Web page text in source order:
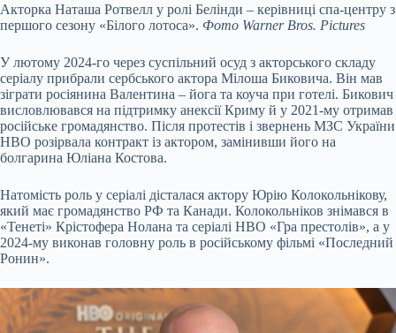
Акторка Наташа Ротвелл у ролі Белінди – керівниці спа-центру з
першого сезону «Білого лотоса». Фото Warner Bros. Pictures
У лютому 2024-го через суспільний осуд з акторського складу
серіалу прибрали сербського актора Мілоша Биковича. Він мав
зіграти росіянина Валентина – йога та коуча при готелі. Бикович
висловлювався на підтримку анексії Криму й у 2021-му отримав
російське громадянство. Після протестів і звернень МЗС України
HBO розірвала контракт із актором, замінивши його на
болгарина Юліана Костова.
Натомість роль у серіалі дісталася актору Юрію Колокольнікову,
який має громадянство РФ та Канади. Колокольніков знімався в
«Тенеті» Крістофера Нолана та серіалі HBO «Гра престолів», а у
2024-му виконав головну роль в російському фільмі «Последний
Ронин».